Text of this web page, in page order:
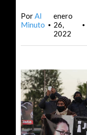
PorAl
Minuto
•
enero
26,
2022
•